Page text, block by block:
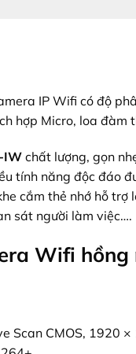
IP Wifi có độ
hợp Micro, loa đàm
IW chất lượng, gọn
tính năng độc đáo
cắm thẻ nhớ hỗ
sát người làm việc….
Wifi hồng
Scan CMOS, 1920